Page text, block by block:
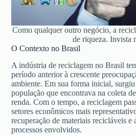
Como qualquer outro negócio, a
de riqueza. Invista
O Contexto no Brasil
A indústria de reciclagem no Brasil
período anterior à crescente
ambiente. Em sua forma inicial, surgiu
população que encontrava na coleta
renda. Com o tempo, a reciclagem
setores econômicos mais
recuperação de materiais recicláveis e
processos envolvidos.